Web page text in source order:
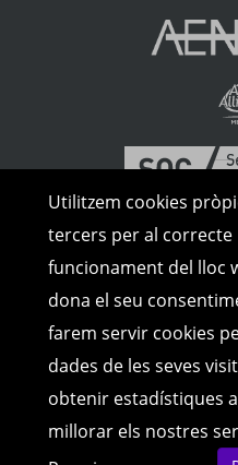
Utilitzem cookies
tercers per al correcte
funcionament del lloc
dona el seu
farem servir cookies
dades de les seves
obtenir estadístiques
millorar els nostres